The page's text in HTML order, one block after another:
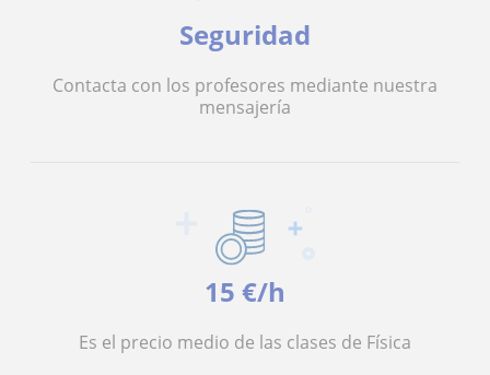
Seguridad
Contacta con los profesores mediante nuestra
mensajería
15 €/h
Es el precio medio de las clases de Física